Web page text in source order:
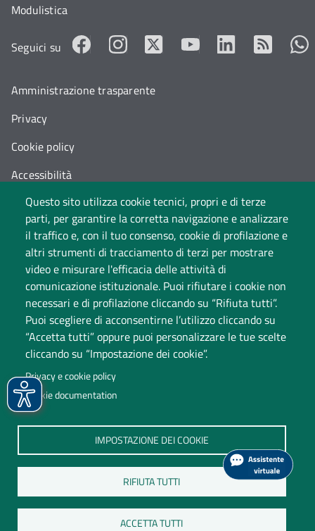
Questo sito utilizza cookie tecnici, propri e di terze
parti, per garantire la corretta navigazione e analizzare
il traffico e, con il tuo consenso, cookie di profilazione e
altri strumenti di tracciamento di terzi per mostrare
video e misurare l'efficacia delle attività di
comunicazione istituzionale. Puoi rifiutare i cookie non
necessari e di profilazione cliccando su “Rifiuta tutti”.
Puoi scegliere di acconsentirne l’utilizzo cliccando su
“Accetta tutti” oppure puoi personalizzare le tue scelte
cliccando su “Impostazione dei cookie”.
Privacy e cookie policy
Cookie documentation
IMPOSTAZIONE DEI COOKIE
RIFIUTA TUTTI
ACCETTA TUTTI
Università degli Studi dell'Insubria
Sede legale: via Ravasi 2, 21100 Varese
Contact Center
P.IVA 02481820120
(C.F. 95039180120)
PEC: ateneo@pec.uninsubria.it (vedi le altre caselle )
Modulistica
Seguici su
Amministrazione trasparente
Privacy
Cookie policy
Accessibilità
Cambia idea sui cookie
Dati di monitoraggio